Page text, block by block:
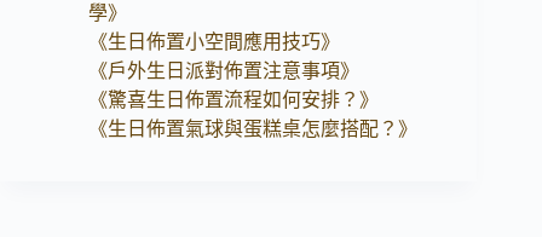
學》
《生日佈置小空間應用技巧》
《戶外生日派對佈置注意事項》
《驚喜生日佈置流程如何安排？》
《生日佈置氣球與蛋糕桌怎麼搭配？》